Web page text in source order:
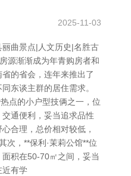
2025-11-03
曲景点|人文历史|名胜古
源渐渐成为年青购房者和
的省会，连年来推出了
东谈主群的居住需求。
点的小户型技俩之一，位
通便利，妥当追求品性
合理，总价相对较低，
次，**保利·茉莉公馆**位
积在50-70㎡之间，妥当
近有学